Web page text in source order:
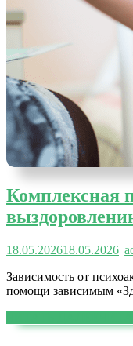
Комплексная
18.05.202618.05.2026|
Зависимость от
помощи зависимым